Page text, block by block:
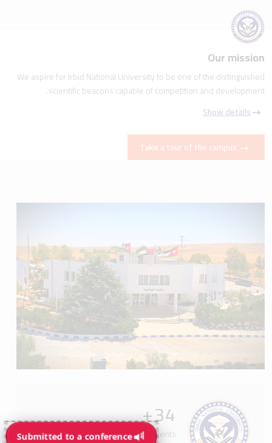
Submitted to a conference
Our mission
We aspire for Irbid National University to be one of the distinguished
scientific beacons capable of competition and development.
Show details
Take a tour of the campus
34
+
Programs available for students
Submitted to a conference